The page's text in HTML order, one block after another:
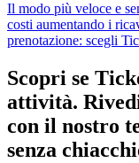
Il modo più veloce e
costi aumentando i
prenotazione: scegli
Scopri se
attività.
con il nostro
senza